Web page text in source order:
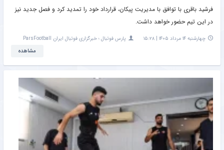
فرشید باقری با توافق با مدیریت پیکان، قرارداد خود را تمدید کرد و فصل جدید نیز
در این تیم حضور خواهد داشت.
چهارشنبه ۱۴ مرداد ۱۴۰۵ | ۱۵:۲۸ پارس فوتبال ؛ خبرگزاری فوتبال ایران ParsFootball
مشاهده